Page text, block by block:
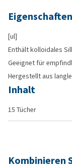
Eigenschaften
[ul]
Enthält kolloidales
Geeignet für
Hergestellt aus
Inhalt
15 Tücher
Kombinieren